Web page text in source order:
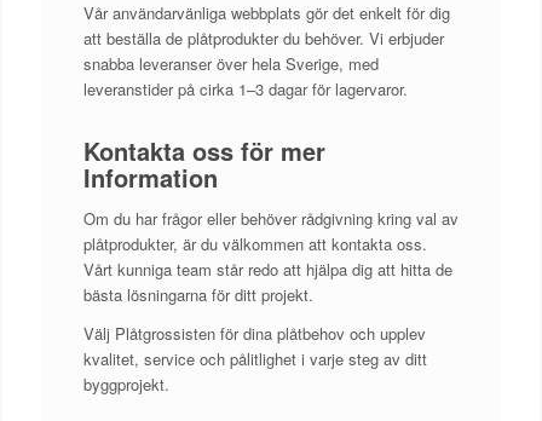
Vår användarvänliga webbplats gör det enkelt för dig
att beställa de plåtprodukter du behöver. Vi erbjuder
snabba leveranser över hela Sverige, med
leveranstider på cirka 1–3 dagar för lagervaror.
Kontakta oss för mer
Information
Om du har frågor eller behöver rådgivning kring val av
plåtprodukter, är du välkommen att kontakta oss.
Vårt kunniga team står redo att hjälpa dig att hitta de
bästa lösningarna för ditt projekt.
Välj Plåtgrossisten för dina plåtbehov och upplev
kvalitet, service och pålitlighet i varje steg av ditt
byggprojekt.